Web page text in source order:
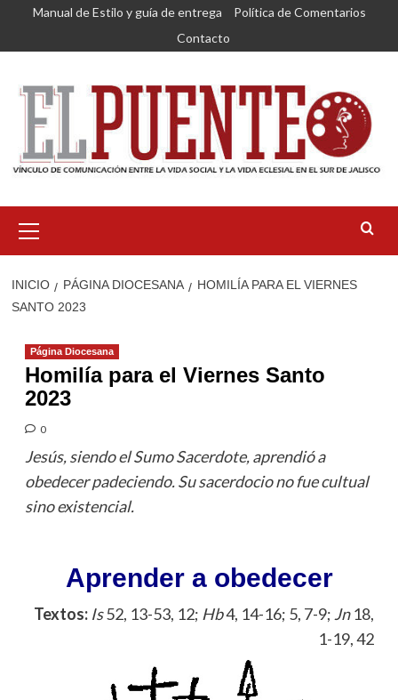
Saltar
contenido
Manual de Estilo y guía de entrega
Política de Comentarios
Contacto
primario
INICIO PÁGINA DIOCESANA
HOMILÍA PARA EL VIERNES
SANTO 2023
Página Diocesana
Homilía para el Viernes Santo
2023
0
Jesús, siendo el Sumo Sacerdote, aprendió a
obedecer padeciendo. Su sacerdocio no fue cultual
sino existencial.
Aprender a obedecer
Textos: Is52, 13-53, 12; Hb4, 14-16; 5, 7-9; Jn18,
1-19, 42